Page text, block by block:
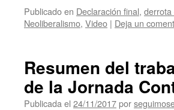
Publicado en Declaración final, derrota
Neoliberalismo, Video | Deja un
Resumen del
de la Jornada
Publicada el 24/11/2017por